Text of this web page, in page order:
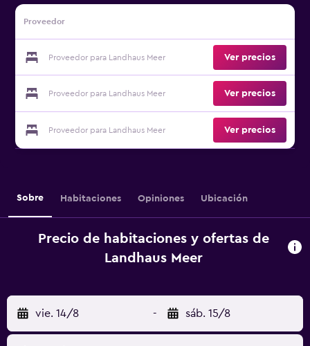
Proveedor
Proveedor para Landhaus Meer Ver precios
Proveedor para Landhaus Meer Ver precios
Proveedor para Landhaus Meer Ver precios
Sobre Habitaciones Opiniones Ubicación
Precio de habitaciones y ofertas de
Landhaus Meer
vie. 14/8 - sáb. 15/8